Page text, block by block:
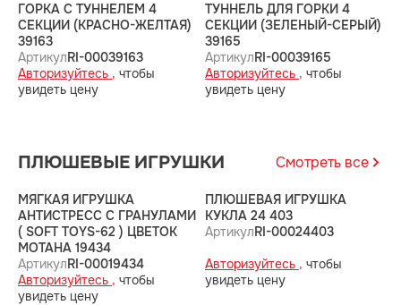
ГОРКА С ТУННЕЛЕМ 4
СЕКЦИИ (КРАСНО-ЖЕЛТАЯ)
39163
АртикулRI-00039163
Авторизуйтесь , чтобы
увидеть цену
ТУННЕЛЬ ДЛЯ ГОРКИ 4
СЕКЦИИ (ЗЕЛЕНЫЙ-СЕРЫЙ)
39165
АртикулRI-00039165
Авторизуйтесь , чтобы
увидеть цену
ПЛЮШЕВЫЕ ИГРУШКИ Смотреть все
МЯГКАЯ ИГРУШКА
АНТИСТРЕСС С ГРАНУЛАМИ
( SOFT TOYS-62 ) ЦВЕТОК
МОТАНА 19434
АртикулRI-00019434
Авторизуйтесь , чтобы
увидеть цену
ПЛЮШЕВАЯ ИГРУШКА
КУКЛА 24 403
АртикулRI-00024403
Авторизуйтесь , чтобы
увидеть цену